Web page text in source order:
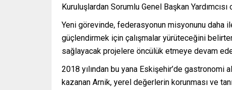
Kuruluşlardan Sorumlu Genel Başkan Yardımcısı
Yeni görevinde, federasyonun misyonunu daha
güçlendirmek için çalışmalar yürüteceğini
sağlayacak projelere öncülük etmeye devam
2018 yılından bu yana Eskişehir’de
kazanan Arnik, yerel değerlerin korunması ve